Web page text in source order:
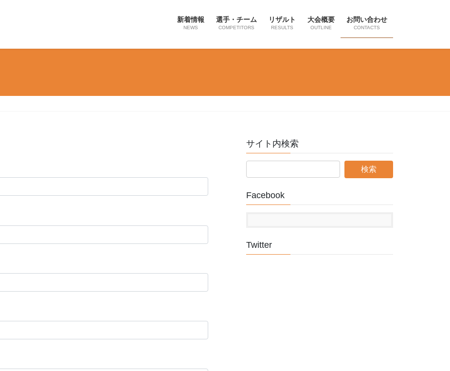
新着情報
NEWS
選手・チーム
COMPETITORS
リザルト
RESULTS
大会概要
OUTLINE
お問い合わせ
CONTACTS
サイト内検索
Facebook
Twitter